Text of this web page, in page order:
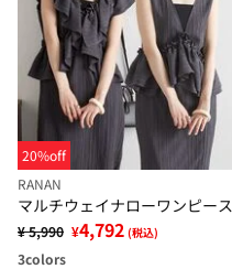
20%off
RANAN
マルチウェイナローワンピース
¥ 5,990 ¥4,792 (税込)
3colors